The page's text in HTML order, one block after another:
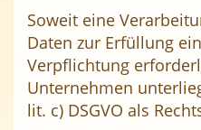
Soweit eine
Daten zur Erfüllung
Verpflichtung
Unternehmen
lit. c) DSGVO als